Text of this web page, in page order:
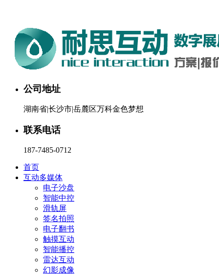
公司地址
湖南省|长沙市|岳麓区万科金色梦想
联系电话
187-7485-0712
首页
互动多媒体
电子沙盘
智能中控
滑轨屏
签名拍照
电子翻书
触摸互动
智能播控
雷达互动
幻影成像